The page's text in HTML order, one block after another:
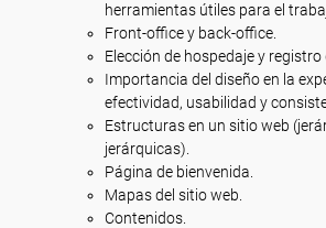
herramientas útiles para el
Front-office y back-office.
Elección de hospedaje y registro
Importancia del diseño en la
efectividad, usabilidad y
Estructuras en un sitio web
jerárquicas).
Página de bienvenida.
Mapas del sitio web.
Contenidos.